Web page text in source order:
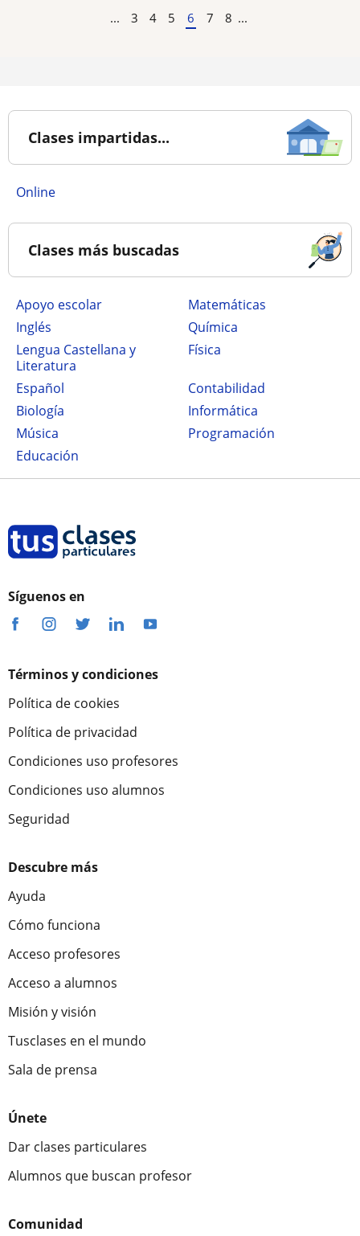
... 3 4 5 6 7 8 ...
Clases impartidas...
online
Clases más buscadas
Apoyo escolar
Matemáticas
Inglés
Química
Lengua Castellana y
Literatura
Física
Español
Contabilidad
Biología
Informática
Música
Programación
Educación
Síguenos en
Términos y condiciones
Política de cookies
Política de privacidad
Condiciones uso profesores
Condiciones uso alumnos
Seguridad
Descubre más
Ayuda
Cómo funciona
Acceso profesores
Acceso a alumnos
Misión y visión
Tusclases en el mundo
Sala de prensa
Únete
Dar clases particulares
Alumnos que buscan profesor
Comunidad